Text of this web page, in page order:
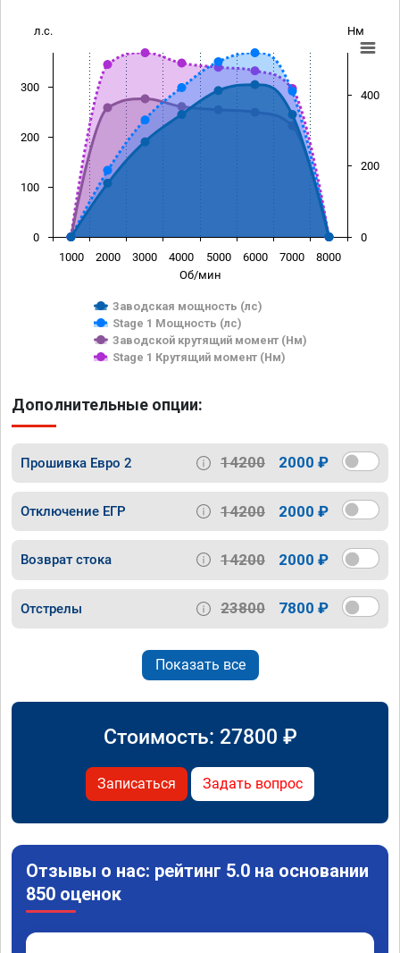
Об/мин
л.с. Нм
Заводская мощность (лс)
Stage 1 Мощность (лс)
Заводской крутящий момент (Нм)
Stage 1 Крутящий момент (Нм)
1000 2000 3000 4000 5000 6000 7000 8000
0
100
200
300
0
200
400
Дополнительные опции:
Прошивка Евро 2 14200 2000 ₽
Отключение ЕГР 14200 2000 ₽
Возврат стока 14200 2000 ₽
Отстрелы 23800 7800 ₽
Показать все
Стоимость: 27800 ₽
Записаться Задать вопрос
Отзывы о нас: рейтинг 5.0 на основании
850 оценок